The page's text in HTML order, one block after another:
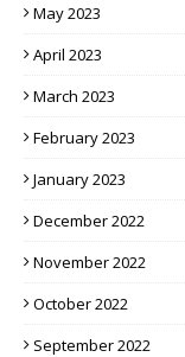
May 2023
April 2023
March 2023
February 2023
January 2023
December 2022
November 2022
October 2022
September 2022